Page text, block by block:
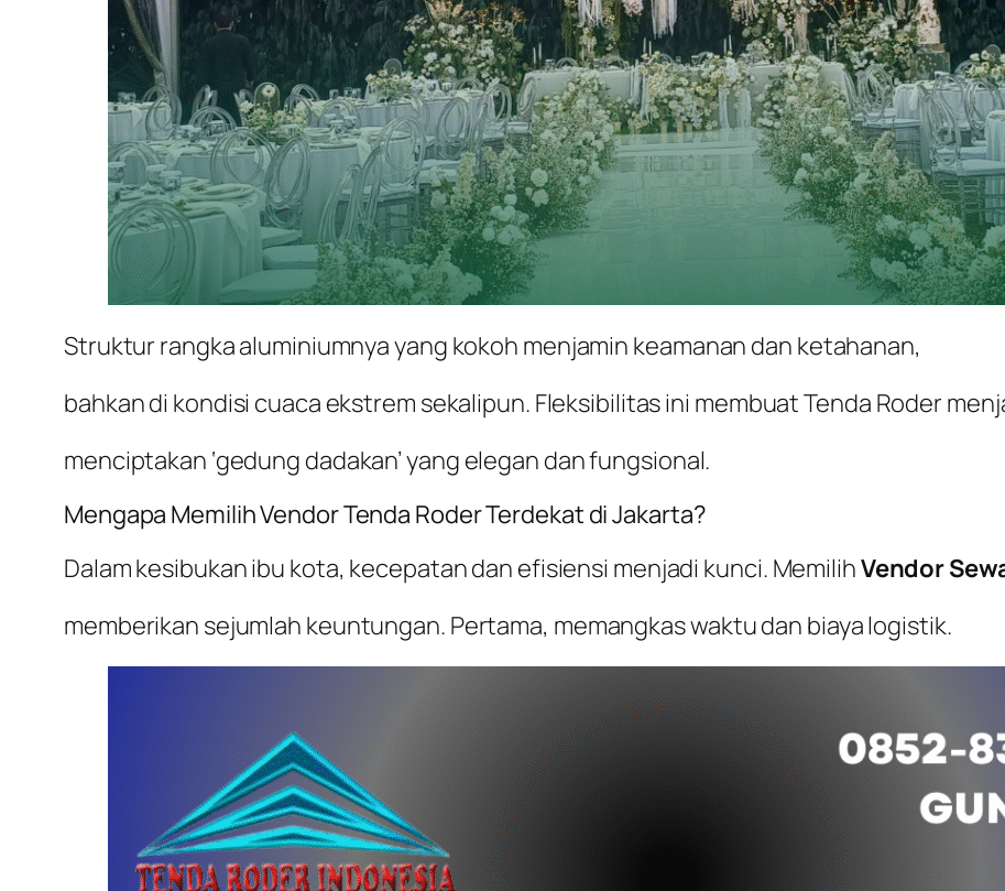
Struktur rangka aluminiumnya yang kokoh menjamin keamanan dan ketahanan,
bahkan di kondisi cuaca ekstrem sekalipun. Fleksibilitas ini membuat Tenda Roder
menciptakan ‘gedung dadakan’ yang elegan dan fungsional.
Mengapa Memilih Vendor Tenda Roder Terdekat di Jakarta?
Dalam kesibukan ibu kota, kecepatan dan efisiensi menjadi kunci. MemilihVendor
memberikan sejumlah keuntungan. Pertama, memangkas waktu dan biaya logistik.